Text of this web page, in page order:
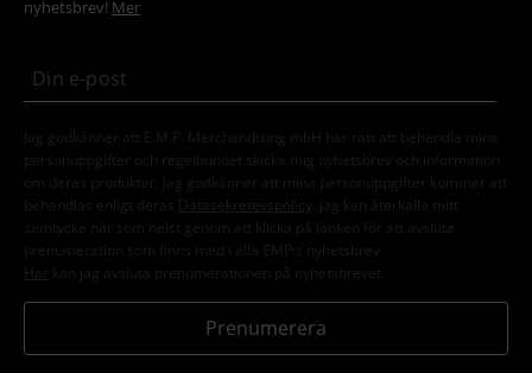
nyhetsbrev! Mer
Jag godkänner att E.M.P. Merchandising mbH har rätt att behandla mina
personuppgifter och regelbundet skicka mig nyhetsbrev och information
om deras produkter. Jag godkänner att mina personuppgifter kommer att
behandlas enligt deras
Datasekretesspolicy
. Jag kan återkalla mitt
samtycke när som helst genom att klicka på länken för att avsluta
prenumeration som finns med i alla EMP:s nyhetsbrev.
Här kan jag avsluta prenumerationen på nyhetsbrevet.
Prenumerera